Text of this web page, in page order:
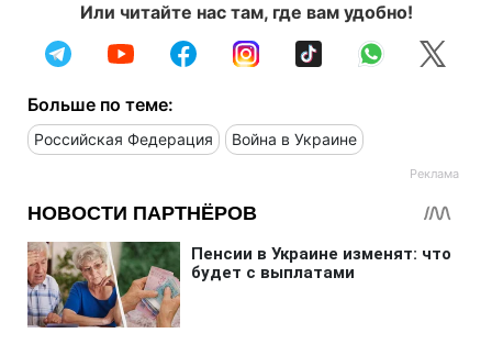
Или читайте нас там, где вам удобно!
Больше по теме:
Российская Федерация Война в Украине